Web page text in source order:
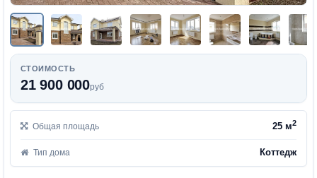
СТОИМОСТЬ
21 900 000руб
Общая площадь 25 м2
Тип дома Коттедж